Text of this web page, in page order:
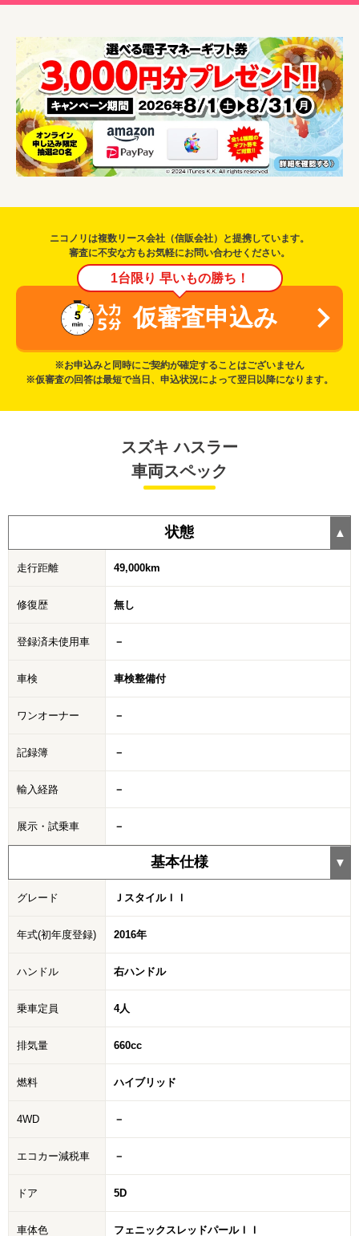
ニコノリは複数リース会社（信販会社）と提携しています。
審査に不安な方もお気軽にお問い合わせください。
1台限り 早いもの勝ち！
仮審査申込み
※お申込みと同時にご契約が確定することはございません
※仮審査の回答は最短で当日、申込状況によって翌日以降になります。
スズキ ハスラー
車両スペック
状態
走行距離 49,000km
修復歴 無し
登録済未使用車 －
車検 車検整備付
ワンオーナー －
記録簿 －
輸入経路 －
展示・試乗車 －
基本仕様
グレード ＪスタイルＩＩ
年式(初年度登録) 2016年
ハンドル 右ハンドル
乗車定員 4人
排気量 660cc
燃料 ハイブリッド
4WD －
エコカー減税車 －
ドア 5D
車体色 フェニックスレッドパールＩＩ